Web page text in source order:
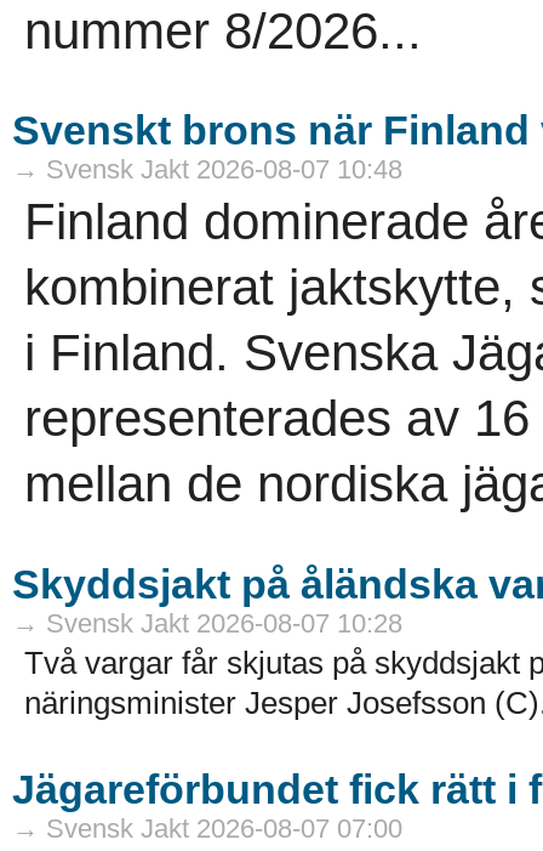
nummer 8/2026...
Svenskt brons när
→ Svensk Jakt 2026-08-07 10:48
Finland dominerade
kombinerat jaktskytte,
i Finland. Svenska
representerades av
mellan de nordiska
Skyddsjakt på åländska
→ Svensk Jakt 2026-08-07 10:28
Två vargar får skjutas på skyddsjakt
näringsminister Jesper Josefsson
Jägareförbundet fick rätt i
→ Svensk Jakt 2026-08-07 07:00